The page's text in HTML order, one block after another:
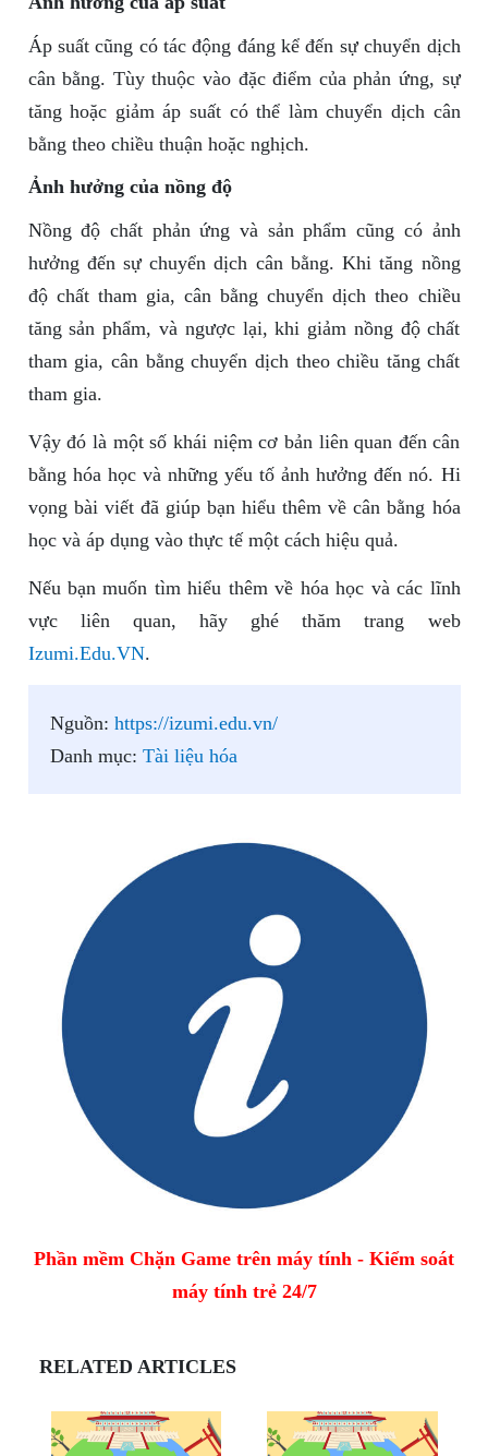
Áp suất cũng có tác động đáng kể đến sự chuyển dịch
cân bằng. Tùy thuộc vào đặc điểm của phản ứng, sự
tăng hoặc giảm áp suất có thể làm chuyển dịch cân
bằng theo chiều thuận hoặc nghịch.
Ảnh hưởng của nồng độ
Nồng độ chất phản ứng và sản phẩm cũng có ảnh
hưởng đến sự chuyển dịch cân bằng. Khi tăng nồng
độ chất tham gia, cân bằng chuyển dịch theo chiều
tăng sản phẩm, và ngược lại, khi giảm nồng độ chất
tham gia, cân bằng chuyển dịch theo chiều tăng chất
tham gia.
Vậy đó là một số khái niệm cơ bản liên quan đến cân
bằng hóa học và những yếu tố ảnh hưởng đến nó. Hi
vọng bài viết đã giúp bạn hiểu thêm về cân bằng hóa
học và áp dụng vào thực tế một cách hiệu quả.
Nếu bạn muốn tìm hiểu thêm về hóa học và các lĩnh
vực liên quan, hãy ghé thăm trang web
Izumi.Edu.VN.
Nguồn: https://izumi.edu.vn/
Danh mục: Tài liệu hóa
Phần mềm Chặn Game trên máy tính - Kiểm soát
máy tính trẻ 24/7
RELATED ARTICLES